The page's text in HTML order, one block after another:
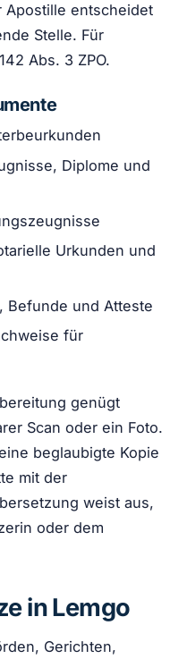
Apostille entscheidet
Stelle. Für
Abs. 3 ZPO.
Diplome und
Urkunden und
Befunde und Atteste
für
genügt
Scan oder ein Foto.
beglaubigte Kopie
mit der
weist aus,
oder dem
in Lemgo
Gerichten,